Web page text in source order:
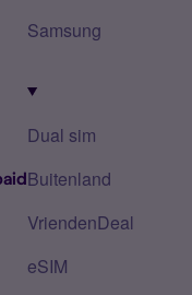
Samsung
Dual sim
Buitenland
VriendenDeal
eSIM